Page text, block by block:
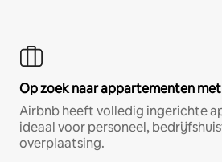
Op zoek naar appartementen
Airbnb heeft volledig ingerichte
ideaal voor personeel,
overplaatsing.